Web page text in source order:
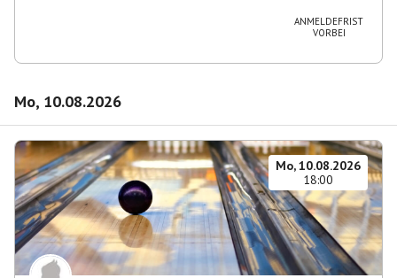
ANMELDEFRIST
VORBEI
Mo, 10.08.2026
Mo, 10.08.2026
18:00